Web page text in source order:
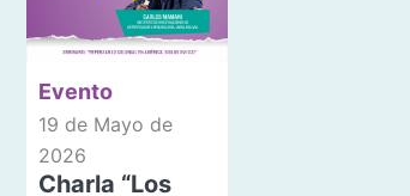
Evento
19 de Mayo de
2026
Charla “Los